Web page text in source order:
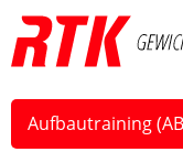
Aufbautraining